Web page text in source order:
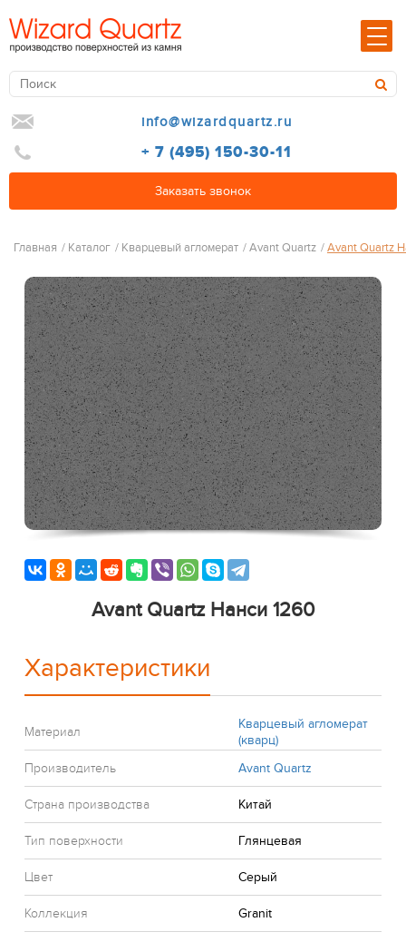
info@wizardquartz.ru
+ 7 (495) 150-30-11
Заказать звонок
Главная / Каталог / Кварцевый агломерат /Avant Quartz /Avant Quartz
Avant Quartz Нанси 1260
Характеристики
Материал
Кварцевый агломерат
(кварц)
Производитель
Avant Quartz
Страна производства Китай
Тип поверхности Глянцевая
Цвет Серый
Коллекция Granit